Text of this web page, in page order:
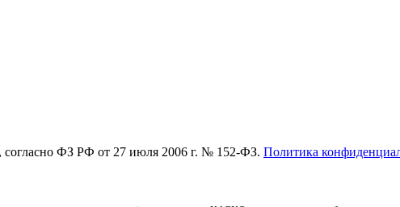
, согласно ФЗ РФ от 27 июля 2006 г. № 152-ФЗ. Политика